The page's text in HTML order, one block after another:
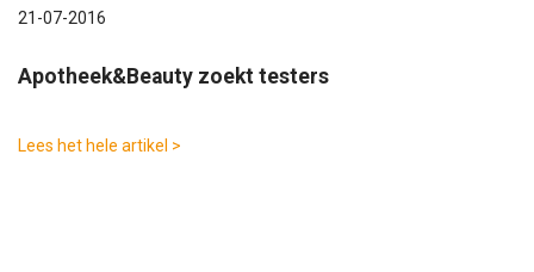
21-07-2016
Apotheek&Beauty zoekt testers
Lees het hele artikel >